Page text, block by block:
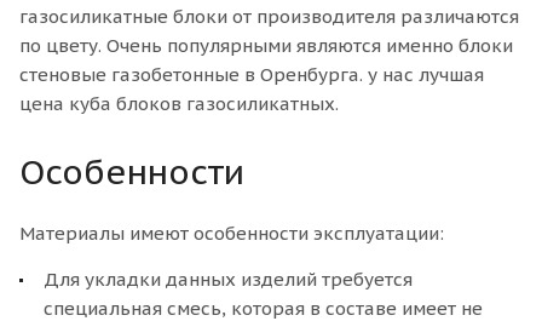
газосиликатные блоки от производителя различаются
по цвету. Очень популярными являются именно блоки
стеновые газобетонные в Оренбурга. у нас лучшая
цена куба блоков газосиликатных.
Особенности
Материалы имеют особенности эксплуатации:
Для укладки данных изделий требуется
специальная смесь, которая в составе имеет не